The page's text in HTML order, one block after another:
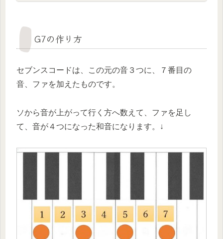
G7の作り方
セブンスコードは、この元の音３つに、７番目の
音、ファを加えたものです。
ソから音が上がって行く方へ数えて、ファを足し
て、音が４つになった和音になります。↓